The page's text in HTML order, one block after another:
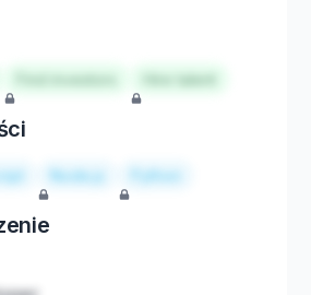
Hire talent
Node.js Python